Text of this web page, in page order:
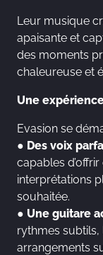
Leur musique
apaisante et
des moments
chaleureuse et
Une
Evasion se
● Des voix
capables
interprétations
souhaitée.
● Une guitare
rythmes
arrangements